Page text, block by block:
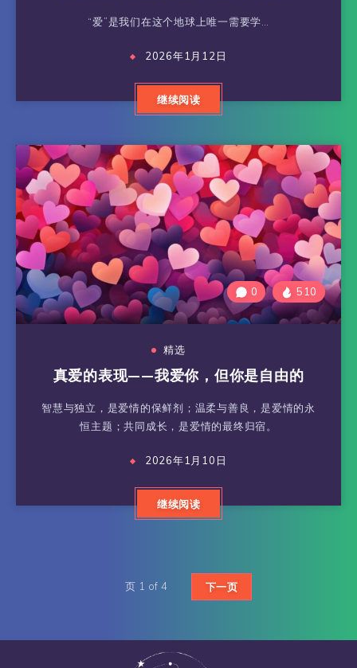
“爱”是我们在这个地球上唯一需要学…
2026年1月12日
继续阅读
0 510
精选
真爱的表现——我爱你，但你是自由的
智慧与独立，是爱情的保鲜剂；温柔与善良，是爱情的永
恒主题；共同成长，是爱情的最终归宿。
2026年1月10日
继续阅读
页 1 of 4 下一页